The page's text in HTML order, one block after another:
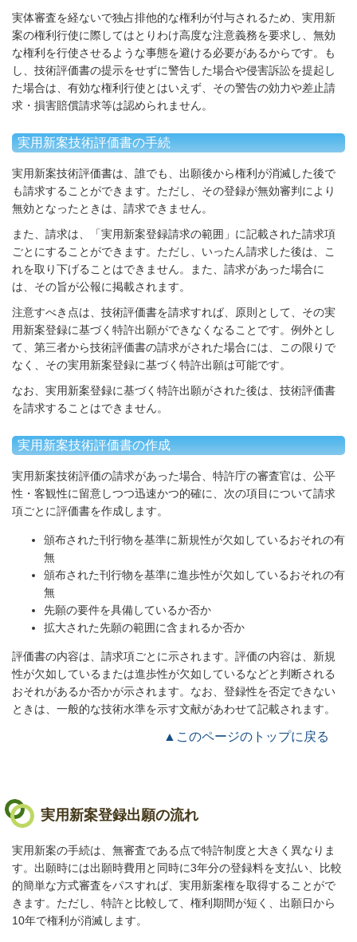
実体審査を経ないで独占排他的な権利が付与されるため、実用新
案の権利行使に際してはとりわけ高度な注意義務を要求し、無効
な権利を行使させるような事態を避ける必要があるからです。も
し、技術評価書の提示をせずに警告した場合や侵害訴訟を提起し
た場合は、有効な権利行使とはいえず、その警告の効力や差止請
求・損害賠償請求等は認められません。
実用新案技術評価書の手続
実用新案技術評価書は、誰でも、出願後から権利が消滅した後で
も請求することができます。ただし、その登録が無効審判により
無効となったときは、請求できません。
また、請求は、「実用新案登録請求の範囲」に記載された請求項
ごとにすることができます。ただし、いったん請求した後は、こ
れを取り下げることはできません。また、請求があった場合に
は、その旨が公報に掲載されます。
注意すべき点は、技術評価書を請求すれば、原則として、その実
用新案登録に基づく特許出願ができなくなることです。例外とし
て、第三者から技術評価書の請求がされた場合には、この限りで
なく、その実用新案登録に基づく特許出願は可能です。
なお、実用新案登録に基づく特許出願がされた後は、技術評価書
を請求することはできません。
実用新案技術評価書の作成
実用新案技術評価の請求があった場合、特許庁の審査官は、公平
性・客観性に留意しつつ迅速かつ的確に、次の項目について請求
項ごとに評価書を作成します。
頒布された刊行物を基準に新規性が欠如しているおそれの有
無
頒布された刊行物を基準に進歩性が欠如しているおそれの有
無
先願の要件を具備しているか否か
拡大された先願の範囲に含まれるか否か
評価書の内容は、請求項ごとに示されます。評価の内容は、新規
性が欠如しているまたは進歩性が欠如しているなどと判断される
おそれがあるか否かが示されます。なお、登録性を否定できない
ときは、一般的な技術水準を示す文献があわせて記載されます。
▲このページのトップに戻る
実用新案登録出願の流れ
実用新案の手続は、無審査である点で特許制度と大きく異なりま
す。出願時には出願時費用と同時に3年分の登録料を支払い、比較
的簡単な方式審査をパスすれば、実用新案権を取得することがで
きます。ただし、特許と比較して、権利期間が短く、出願日から
10年で権利が消滅します。